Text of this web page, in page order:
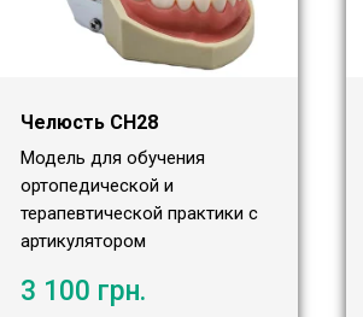
Челюсть СН28
Модель для обучения
ортопедической и
терапевтической практики с
артикулятором
3 100 грн.